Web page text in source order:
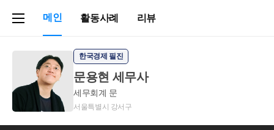
메인 활동사례 리뷰
한국경제 필진
문용현 세무사
세무회계 문
서울특별시 강서구